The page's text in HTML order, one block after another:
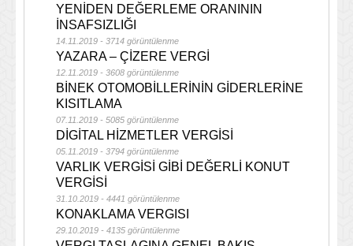
YENİDEN DEĞERLEME ORANININ
İNSAFSIZLIĞI
14.11.2019 - 3714 görüntülenme
YAZARA – ÇİZERE VERGİ
12.11.2019 - 3608 görüntülenme
BİNEK OTOMOBİLLERİNİN GİDERLERİNE
KISITLAMA
07.11.2019 - 5085 görüntülenme
DİGİTAL HİZMETLER VERGİSİ
05.11.2019 - 3794 görüntülenme
VARLIK VERGİSİ GİBİ DEĞERLİ KONUT
VERGİSİ
31.10.2019 - 4441 görüntülenme
KONAKLAMA VERGISI
29.10.2019 - 4135 görüntülenme